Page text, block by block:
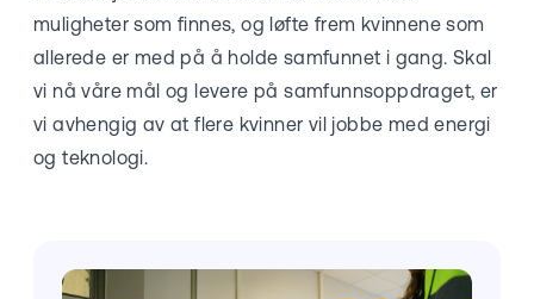
muligheter som finnes, og løfte frem kvinnene som
allerede er med på å holde samfunnet i gang. Skal
vi nå våre mål og levere på samfunnsoppdraget, er
vi avhengig av at flere kvinner vil jobbe med energi
og teknologi.